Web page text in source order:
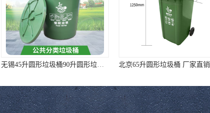
北京65升圆形垃圾桶 厂家直销 质量靠谱 梧州100升塑料垃圾桶厂家